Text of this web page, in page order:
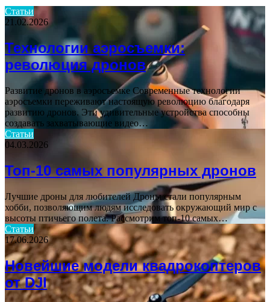
Статьи
21.02.2026
Технологии аэросъемки:
революция дронов
Развитие дронов в аэросъемке Современные технологии
аэросъемки переживают настоящую революцию благодаря
развитию дронов. Эти удивительные устройства способны
создавать захватывающие видео…
Статьи
04.03.2026
Топ-10 самых популярных дронов
Лучшие дроны для любителей Дроны стали популярным
хобби, позволяющим людям исследовать окружающий мир с
высоты птичьего полета. Рассмотрим топ-10 самых…
Статьи
17.06.2026
Новейшие модели квадрокоптеров
от DJI